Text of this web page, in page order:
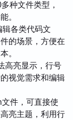
种文件类型，
。
各类代码文
的场景，方便在
。
高亮显示，行号
视觉需求和编辑
件，可直接使
亮主题，利用行